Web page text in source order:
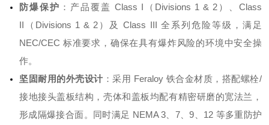
防爆保护 ：产品覆盖 Class I（Divisions 1 & 2）、Class
II（Divisions 1 & 2）及 Class III 全系列危险等级，满足
NEC/CEC 标准要求，确保在具有爆炸风险的环境中安全操
作。
坚固耐用的外壳设计 ：采用 Feraloy 铁合金材质，搭配螺栓/
接地接头盖板结构，壳体和盖板均配有精密研磨的宽法兰，
形成隔爆接合面。同时满足 NEMA 3、7、9、12 等多重防护